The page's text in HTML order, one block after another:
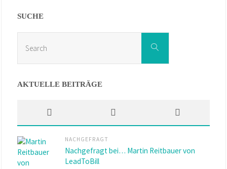
SUCHE
Search
AKTUELLE BEITRÄGE
NACHGEFRAGT
Nachgefragt bei… Martin Reitbauer von
LeadToBill